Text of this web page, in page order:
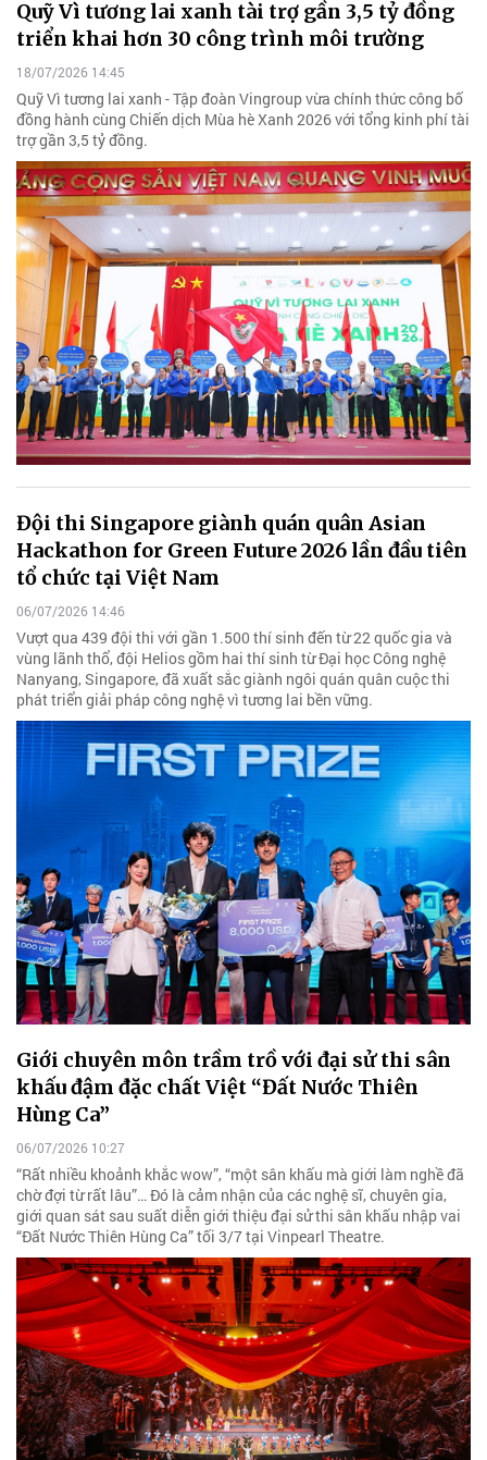
Quỹ Vì tương lai xanh tài trợ gần 3,5 tỷ đồng
triển khai hơn 30 công trình môi trường
18/07/2026 14:45
Quỹ Vì tương lai xanh - Tập đoàn Vingroup vừa chính thức công bố
đồng hành cùng Chiến dịch Mùa hè Xanh 2026 với tổng kinh phí tài
trợ gần 3,5 tỷ đồng.
Đội thi Singapore giành quán quân Asian
Hackathon for Green Future 2026 lần đầu tiên
tổ chức tại Việt Nam
06/07/2026 14:46
Vượt qua 439 đội thi với gần 1.500 thí sinh đến từ 22 quốc gia và
vùng lãnh thổ, đội Helios gồm hai thí sinh từ Đại học Công nghệ
Nanyang, Singapore, đã xuất sắc giành ngôi quán quân cuộc thi
phát triển giải pháp công nghệ vì tương lai bền vững.
Giới chuyên môn trầm trồ với đại sử thi sân
khấu đậm đặc chất Việt “Đất Nước Thiên
Hùng Ca”
06/07/2026 10:27
“Rất nhiều khoảnh khắc wow”, “một sân khấu mà giới làm nghề đã
chờ đợi từ rất lâu”… Đó là cảm nhận của các nghệ sĩ, chuyên gia,
giới quan sát sau suất diễn giới thiệu đại sử thi sân khấu nhập vai
“Đất Nước Thiên Hùng Ca” tối 3/7 tại Vinpearl Theatre.